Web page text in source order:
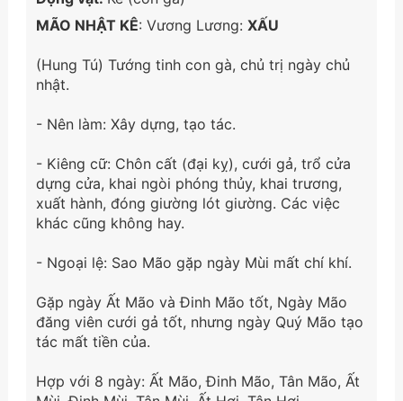
MÃO NHẬT KÊ: Vương Lương: XẤU
(Hung Tú) Tướng tinh con gà, chủ trị ngày chủ
nhật.
- Nên làm: Xây dựng, tạo tác.
- Kiêng cữ: Chôn cất (đại kỵ), cưới gả, trổ cửa
dựng cửa, khai ngòi phóng thủy, khai trương,
xuất hành, đóng giường lót giường. Các việc
khác cũng không hay.
- Ngoại lệ: Sao Mão gặp ngày Mùi mất chí khí.
Gặp ngày Ất Mão và Đinh Mão tốt, Ngày Mão
đăng viên cưới gả tốt, nhưng ngày Quý Mão tạo
tác mất tiền của.
Hợp với 8 ngày: Ất Mão, Đinh Mão, Tân Mão, Ất